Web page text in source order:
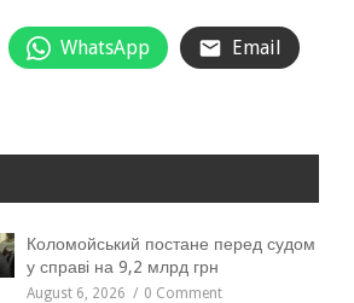
WhatsApp Email
Коломойський постане перед судом
у справі на 9,2 млрд грн
August 6, 2026 0 Comment